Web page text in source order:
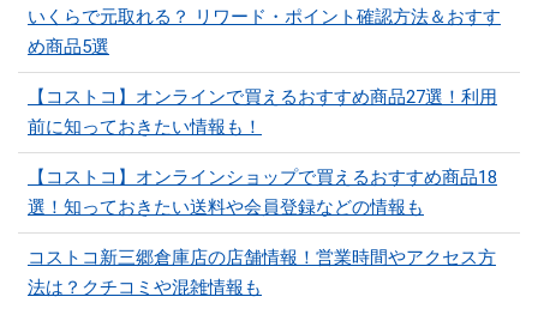
いくらで元取れる？ リワード・ポイント確認方法＆おすす
め商品5選
【コストコ】オンラインで買えるおすすめ商品27選！利用
前に知っておきたい情報も！
【コストコ】オンラインショップで買えるおすすめ商品18
選！知っておきたい送料や会員登録などの情報も
コストコ新三郷倉庫店の店舗情報！営業時間やアクセス方
法は？クチコミや混雑情報も